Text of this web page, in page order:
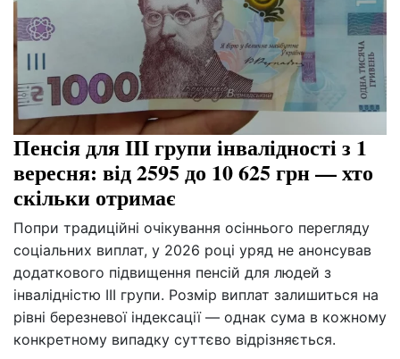
Пенсія для III групи інвалідності з 1
вересня: від 2595 до 10 625 грн — хто
скільки отримає
Попри традиційні очікування осіннього перегляду
соціальних виплат, у 2026 році уряд не анонсував
додаткового підвищення пенсій для людей з
інвалідністю III групи. Розмір виплат залишиться на
рівні березневої індексації — однак сума в кожному
конкретному випадку суттєво відрізняється.